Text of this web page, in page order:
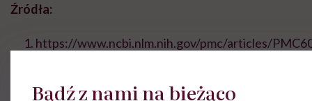
Źródła:
https://www.ncbi.nlm.nih.gov/pmc/articles/
https://www.ncbi.nlm.nih.gov/pmc/articles/
Bądź z nami na bieżąco